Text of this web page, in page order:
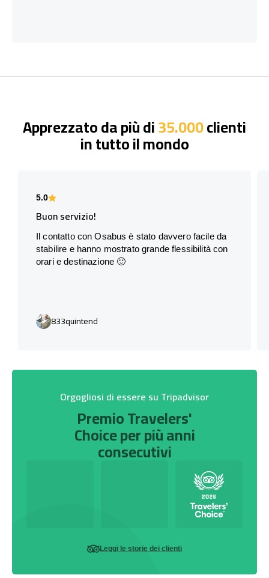
Apprezzato da più di35.000clienti
in tutto il mondo
5.0
Buon servizio!
Il contatto con Osabus è stato davvero facile da
stabilire e hanno mostrato grande flessibilità con
orari e destinazione 🙂
833quintend
Orgogliosi di essere su Tripadvisor
Premio Travelers'
Choice per più anni
consecutivi
Leggi le storie dei clienti